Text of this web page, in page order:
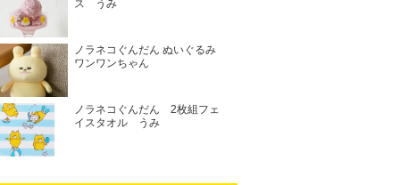
ス うみ
ノラネコぐんだん ぬいぐるみ
ワンワンちゃん
ノラネコぐんだん 2枚組フェ
イスタオル うみ